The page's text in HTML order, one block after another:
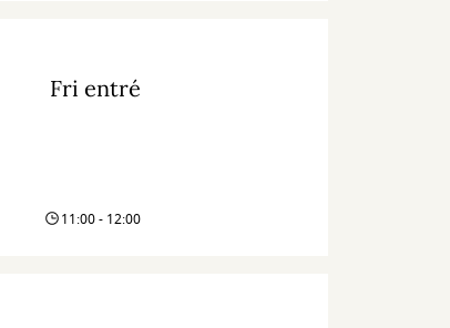
Fri entré
11:00 - 12:00